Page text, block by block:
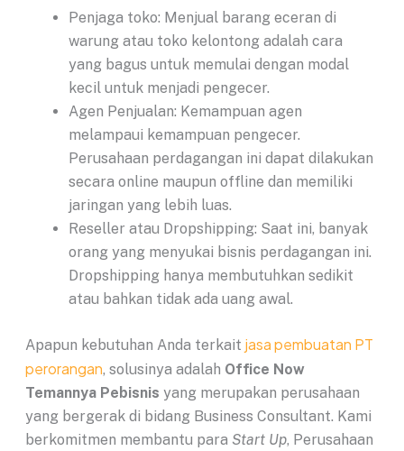
Penjaga toko: Menjual barang eceran di
warung atau toko kelontong adalah cara
yang bagus untuk memulai dengan modal
kecil untuk menjadi pengecer.
Agen Penjualan: Kemampuan agen
melampaui kemampuan pengecer.
Perusahaan perdagangan ini dapat dilakukan
secara online maupun offline dan memiliki
jaringan yang lebih luas.
Reseller atau Dropshipping: Saat ini, banyak
orang yang menyukai bisnis perdagangan ini.
Dropshipping hanya membutuhkan sedikit
atau bahkan tidak ada uang awal.
Apapun kebutuhan Anda terkait jasa pembuatan PT
perorangan, solusinya adalah Office Now
Temannya Pebisnis yang merupakan perusahaan
yang bergerak di bidang Business Consultant. Kami
berkomitmen membantu para Start Up, Perusahaan